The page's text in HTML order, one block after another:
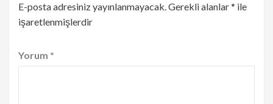
E-posta adresiniz yayınlanmayacak.Gerekli alanlar* ile
işaretlenmişlerdir
Yorum *